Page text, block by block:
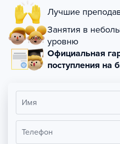
Лучшие
Занятия в
уровню
Официальная
поступления на
Имя
Телефон